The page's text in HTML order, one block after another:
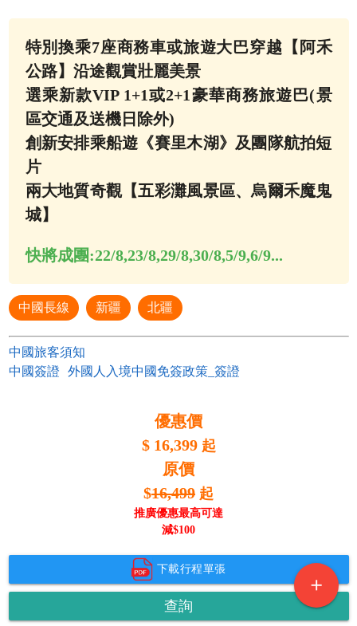
特別換乘7座商務車或旅遊大巴穿越【阿禾
公路】沿途觀賞壯麗美景
選乘新款VIP 1+1或2+1豪華商務旅遊巴(景
區交通及送機日除外)
創新安排乘船遊《賽里木湖》及團隊航拍短
片
兩大地質奇觀【五彩灘風景區、烏爾禾魔鬼
城】
快將成團:22/8,23/8,29/8,30/8,5/9,6/9...
中國長線 新疆 北疆
中國旅客須知
中國簽證
外國人入境中國免簽政策_簽證
優惠價
$ 16,399 起
原價
$16,499 起
推廣優惠最高可達
減$100
下載行程單張
查詢
add